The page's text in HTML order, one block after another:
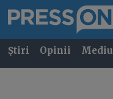
Știri Opinii Mediu